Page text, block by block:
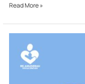
Read More »
Ibadah